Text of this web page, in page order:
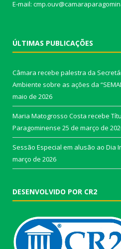
E-mail:
ÚLTIMAS PUBLICAÇÕES
Câmara recebe palestra da
Ambiente sobre as ações da
maio de 2026
Maria Matogrosso Costa recebe
Paragominense 25 de março de
Sessão Especial em alusão ao Dia
março de 2026
DESENVOLVIDO POR CR2